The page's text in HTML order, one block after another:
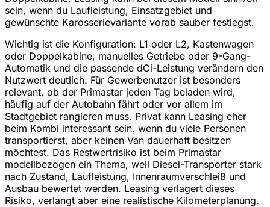
sein, wenn du Laufleistung, Einsatzgebiet und
gewünschte Karosserievariante vorab sauber festlegst.
Wichtig ist die Konfiguration: L1 oder L2, Kastenwagen
oder Doppelkabine, manuelles Getriebe oder 9-Gang-
Automatik und die passende dCi-Leistung verändern den
Nutzwert deutlich. Für Gewerbenutzer ist besonders
relevant, ob der Primastar jeden Tag beladen wird,
häufig auf der Autobahn fährt oder vor allem im
Stadtgebiet rangieren muss. Privat kann Leasing eher
beim Kombi interessant sein, wenn du viele Personen
transportierst, aber keinen Van dauerhaft besitzen
möchtest. Das Restwertrisiko ist beim Primastar
modellbezogen ein Thema, weil Diesel-Transporter stark
nach Zustand, Laufleistung, Innenraumverschleiß und
Ausbau bewertet werden. Leasing verlagert dieses
Risiko, verlangt aber eine realistische Kilometerplanung.